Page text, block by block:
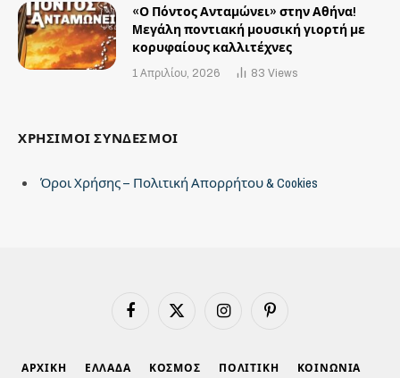
«Ο Πόντος Ανταμώνει» στην Αθήνα!
Mεγάλη ποντιακή μουσική γιορτή με
κορυφαίους καλλιτέχνες
1 Απριλίου, 2026 83 Views
ΧΡΗΣΙΜΟΙ ΣΥΝΔΕΣΜΟΙ
Όροι Χρήσης – Πολιτική Απορρήτου & Cookies
Facebook X
Instagram Pinterest
ΑΡΧΙΚΗ ΕΛΛΑΔΑ ΚΟΣΜΟΣ ΠΟΛΙΤΙΚΗ ΚΟΙΝΩΝΙΑ